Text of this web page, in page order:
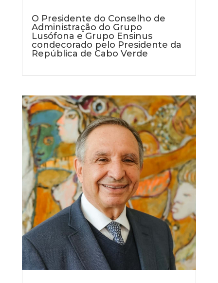
O Presidente do Conselho de
Administração do Grupo
Lusófona e Grupo Ensinus
condecorado pelo Presidente da
República de Cabo Verde